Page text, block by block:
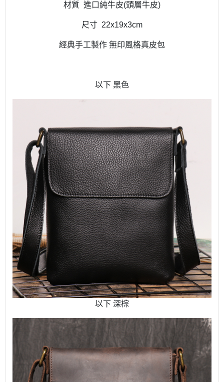
材質 進口純牛皮(頭層牛皮)
尺寸 22x19x3cm
經典手工製作 無印風格真皮包
以下 黑色
以下 深棕